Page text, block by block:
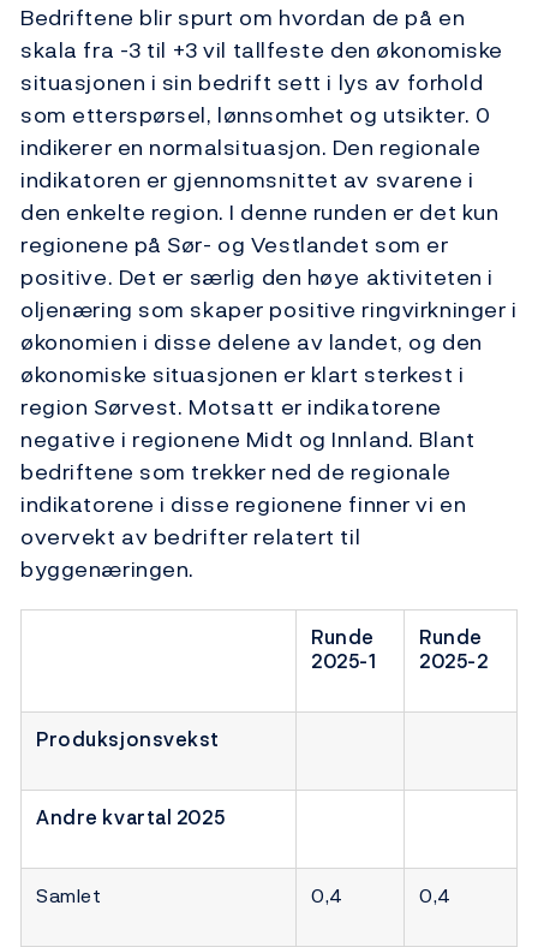
Bedriftene blir spurt om hvordan de på en
skala fra -3 til +3 vil tallfeste den økonomiske
situasjonen i sin bedrift sett i lys av forhold
som etterspørsel, lønnsomhet og utsikter. 0
indikerer en normalsituasjon. Den regionale
indikatoren er gjennomsnittet av svarene i
den enkelte region. I denne runden er det kun
regionene på Sør- og Vestlandet som er
positive. Det er særlig den høye aktiviteten i
oljenæring som skaper positive ringvirkninger i
økonomien i disse delene av landet, og den
økonomiske situasjonen er klart sterkest i
region Sørvest. Motsatt er indikatorene
negative i regionene Midt og Innland. Blant
bedriftene som trekker ned de regionale
indikatorene i disse regionene finner vi en
overvekt av bedrifter relatert til
byggenæringen.
Runde
2025-1
Runde
2025-2
Produksjonsvekst
Andre kvartal 2025
Samlet 0,4 0,4